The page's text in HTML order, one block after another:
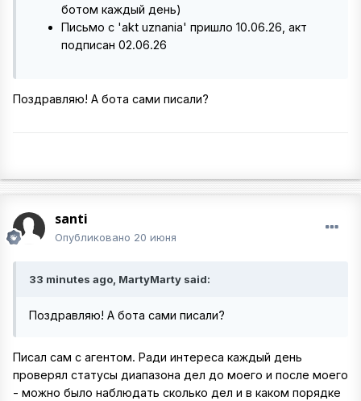
ботом каждый день)
Письмо с 'akt uznania' пришло 10.06.26, акт
подписан 02.06.26
Поздравляю! А бота сами писали?
santi
Опубликовано 20 июня
33 minutes ago, MartyMarty said:
Поздравляю! А бота сами писали?
Писал сам с агентом. Ради интереса каждый день
проверял статусы диапазона дел до моего и после моего
- можно было наблюдать сколько дел и в каком порядке